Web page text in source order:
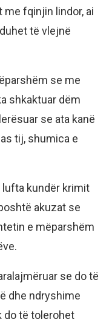
me fqinjin lindor, ai
të vlejnë
se me
shkaktuar dëm
se ata kanë
tij, shumica e
lufta kundër krimit
akuzat se
e mëparshëm
se do të
dhe ndryshime
do të tolerohet